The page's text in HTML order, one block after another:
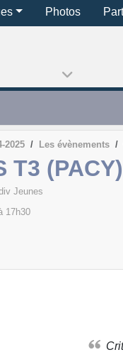
Photos
2025 Les évènements
T3 (PACY)
Jeunes
17h30